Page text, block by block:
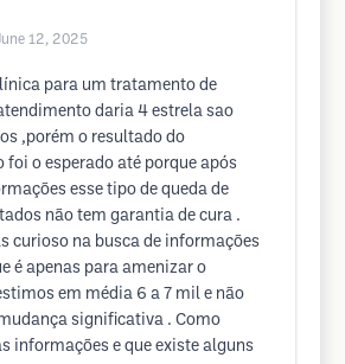
12, 2025
para um tratamento de
daria 4 estrela sao
,porém o resultado do
o esperado até porque após
esse tipo de queda de
não tem garantia de cura .
curioso na busca de informações
é apenas para amenizar o
em média 6 a 7 mil e não
significativa . Como
informações e que existe alguns